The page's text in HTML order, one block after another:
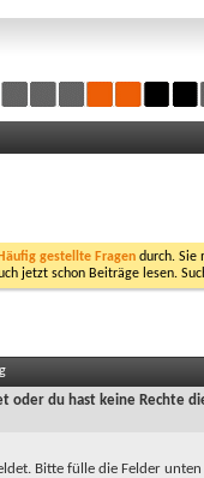
gestellte Fragen durch. Sie
jetzt schon Beiträge lesen.
oder du hast keine Rechte
Bitte fülle die Felder